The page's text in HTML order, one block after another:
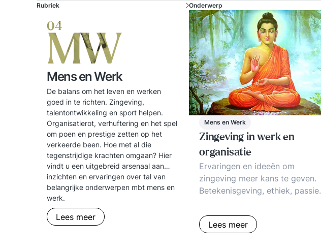
Rubriek
04
MW
Mens en Werk
De balans om het leven en werken
goed in te richten. Zingeving,
talentontwikkeling en sport helpen.
Organisatierot, verhuftering en het spel
om poen en prestige zetten op het
verkeerde been. Hoe met al die
tegenstrijdige krachten omgaan? Hier
vindt u een uitgebreid arsenaal aan
inzichten en ervaringen over tal van
belangrijke onderwerpen mbt mens en
werk.
Lees meer
Onderwerp
Mens en Werk
Zingeving in werk en
organisatie
Ervaringen en ideeën om
zingeving meer kans te geven.
Betekenisgeving, ethiek, passie.
aanpakken? Voorbeelden, tips &
trends.
Lees meer